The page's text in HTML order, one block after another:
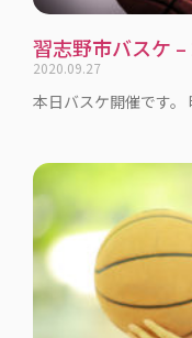
習志野市バスケ
2020.09.27
本日バスケ開催です。